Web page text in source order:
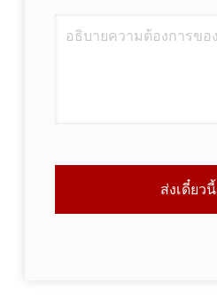
ส่งเดี๋ยวนี้